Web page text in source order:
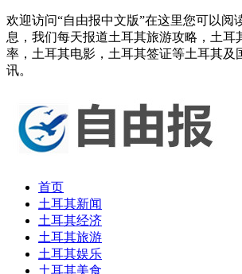
欢迎访问“自由报中文版”在这里您可以阅
息，我们每天报道土耳其旅游攻略，土耳
率，土耳其电影，土耳其签证等土耳其及
讯。
首页
土耳其新闻
土耳其经济
土耳其旅游
土耳其娱乐
土耳其美食